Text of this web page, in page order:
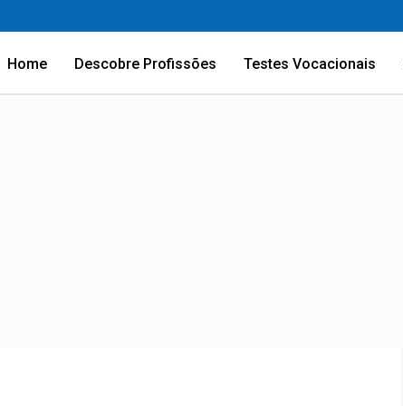
Home Descobre Profissões Testes Vocacionais